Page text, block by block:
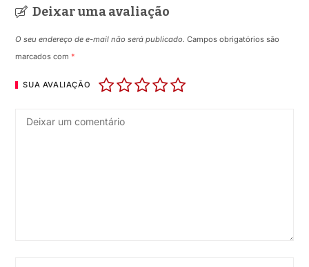
Deixar uma avaliação
O seu endereço de e-mail não será publicado. Campos obrigatórios são
marcados com*
SUA AVALIAÇÃO